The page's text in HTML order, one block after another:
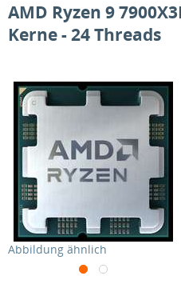
AMD Ryzen 9
Kerne - 24 Threads
Abbildung ähnlich